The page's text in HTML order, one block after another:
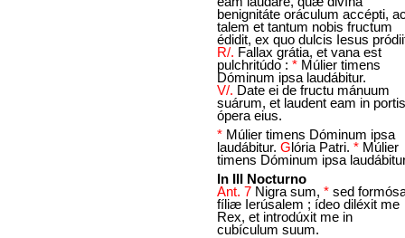
benignitáte oráculum accépti,
talem et tantum nobis fructum
édidit, ex quo dulcis Iesus
R/. Fallax grátia, et vana est
pulchritúdo : * Múlier timens
Dóminum ipsa laudábitur.
V/. Date ei de fructu mánuum
suárum, et laudent eam in portis
ópera eius.
* Múlier timens Dóminum ipsa
laudábitur. Glória Patri. * Múlier
timens Dóminum ipsa
In III Nocturno
Ant. 7 Nigra sum, * sed
fíliæ Ierúsalem ; ídeo diléxit me
Rex, et introdúxit me in
cubículum suum.